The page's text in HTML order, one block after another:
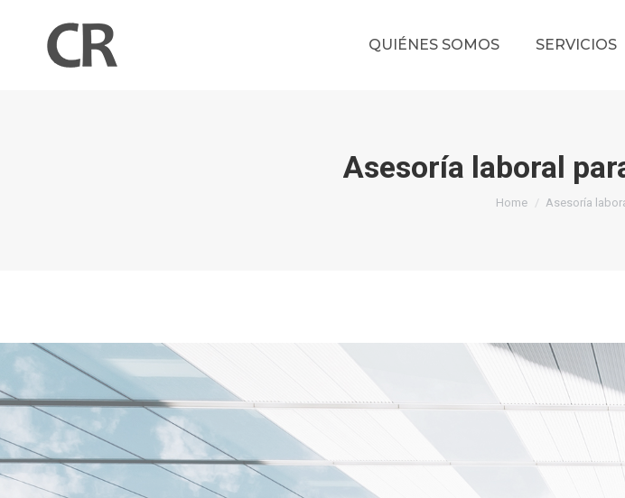
QUIÉNES SOMOS SERVICIOS
Asesoría laboral
You are here:
Home Asesoría